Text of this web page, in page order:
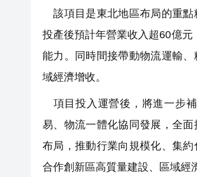
該項目是東北地區布局的重點
投產後預計年營業收入超60億
能力。同時間接帶動物流運輸
域經濟增收。
項目投入運營後，將進一步
易、物流一體化協同發展，全
布局，推動行業向規模化、集
合作創新區高質量建設、區域經